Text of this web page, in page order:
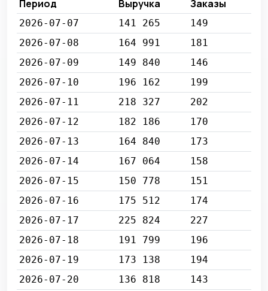
Период Выручка Заказы
2026-07-07 141 265
149
2026-07-08
164 991
181
2026-07-09
149 840
146
2026-07-10
196 162
199
2026-07-11
218 327
202
2026-07-12
182 186
170
2026-07-13
164 840
173
2026-07-14
167 064
158
2026-07-15
150 778
151
2026-07-16
175 512
174
2026-07-17
225 824
227
2026-07-18
191 799
196
2026-07-19
173 138
194
2026-07-20
136 818
143